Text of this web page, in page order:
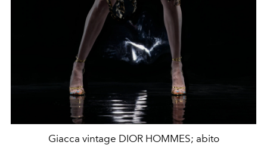
Giacca vintage DIOR HOMMES; abito